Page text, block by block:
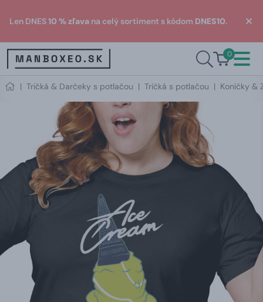
Len DNES10 % zľava na celý sortiment s kódom DNES10.
0
| Tričká & Darčeky s potlačou | Tričká s potlačou | Koníčky &